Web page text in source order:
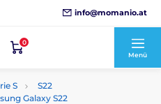
info@momanio.at
0
Menü
S
S22
Galaxy S22